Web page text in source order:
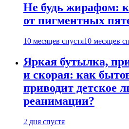
Не будь жирафом:
от пигментных
10 месяцев спустя10 месяцев
Яркая бутылка,
и скорая: как
приводит детское
реанимации?
2 дня спустя